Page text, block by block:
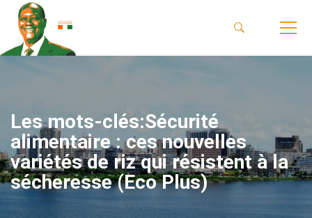
Les mots-clés:Sécurité
alimentaire : ces nouvelles
variétés de riz qui résistent à la
sécheresse (Eco Plus)